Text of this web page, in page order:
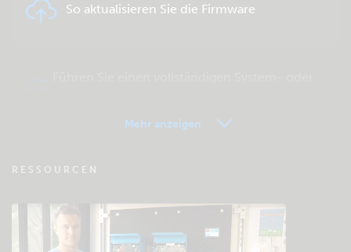
So aktualisieren Sie die Firmware
VRM - Fernüberwachung FAQ
Besuchen Sie die Wissensdatenbank der
Mehr anzeigen
RESSOURCEN